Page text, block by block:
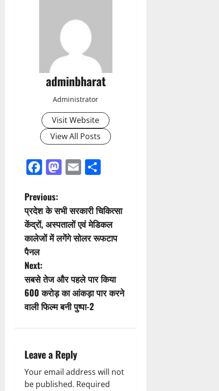
adminbharat
Administrator
Visit Website
View All Posts
Facebook
Mastodon
Email
P
o
s
t
n
a
g
a
Previous:
प्रदेश के सभी सरकारी चिकित्सा
केंद्रों, अस्पतालों एवं मेडिकल
कालेजों में लगेंगे सोलर रूफटाप
पैनल
Next:
सबसे तेज और पहले पार किया
600 करोड़ का आंकड़ा पार करने
वाली फिल्म बनी पुष्पा-2
Leave a Reply
Your email address will not
be published. Required